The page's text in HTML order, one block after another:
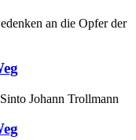
an die Opfer der
Johann Trollmann